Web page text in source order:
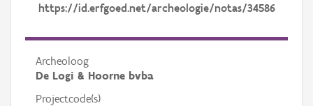
https://id.erfgoed.net/archeologie/notas/34586
Archeoloog
De Logi & Hoorne bvba
Projectcode(s)